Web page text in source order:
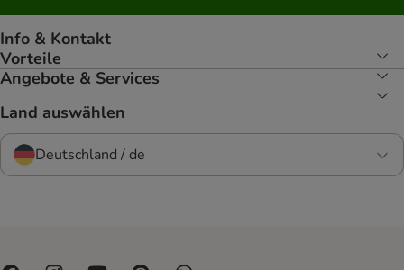
Info & Kontakt
Vorteile
Angebote & Services
Land auswählen
Deutschland / de